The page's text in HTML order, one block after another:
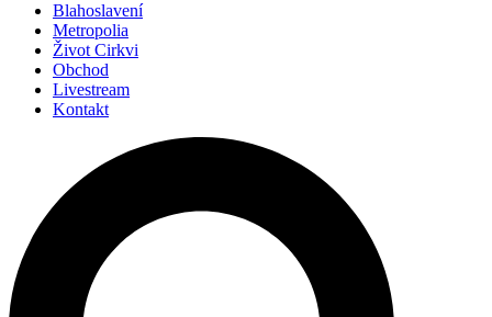
Blahoslavení
Metropolia
Život Cirkvi
Obchod
Livestream
Kontakt